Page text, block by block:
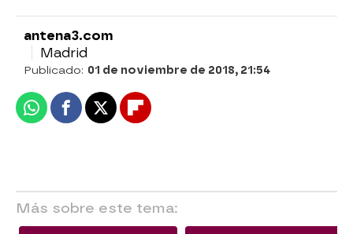
antena3.com
Madrid
Publicado: 01 de noviembre de 2018, 21:54
WhatsappFacebook
X Flipboard
Más sobre este tema: